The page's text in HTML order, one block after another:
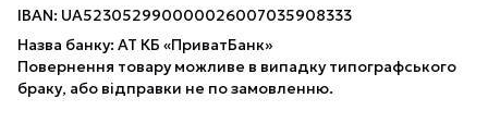
IBAN: UA523052990000026007035908333
Назва банку: АТ КБ «ПриватБанк»
Повернення товару можливе в випадку типографського
браку, або відправки не по замовленню.